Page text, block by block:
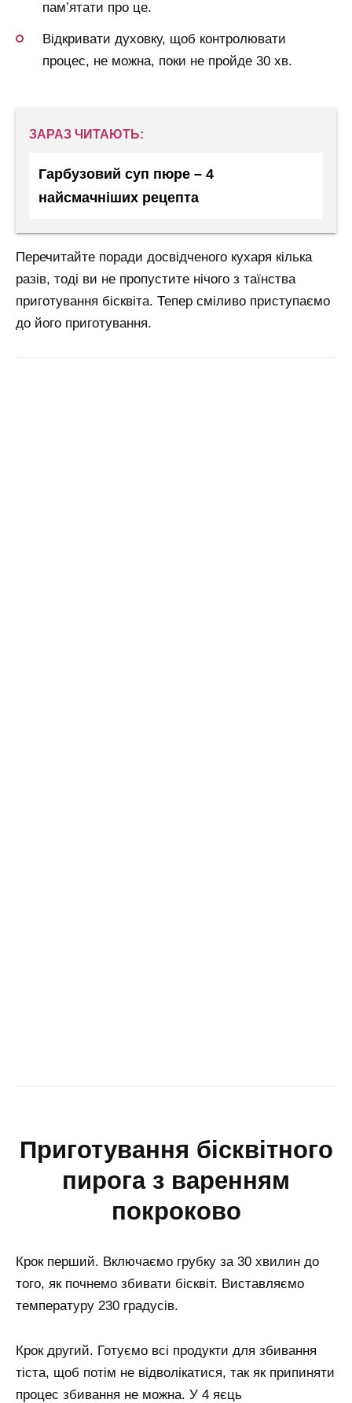
пам’ятати про це.
Відкривати духовку, щоб контролювати
процес, не можна, поки не пройде 30 хв.
ЗАРАЗ ЧИТАЮТЬ:
Гарбузовий суп пюре – 4
найсмачніших рецепта
Перечитайте поради досвідченого кухаря кілька
разів, тоді ви не пропустите нічого з таїнства
приготування бісквіта. Тепер сміливо приступаємо
до його приготування.
приготування бісквітного
пирога з варенням
покроково
Крок перший. Включаємо грубку за 30 хвилин до
того, як почнемо збивати бісквіт. Виставляємо
температуру 230 градусів.
Крок другий. Готуємо всі продукти для збивання
тіста, щоб потім не відволікатися, так як припиняти
процес збивання не можна. У 4 яєць